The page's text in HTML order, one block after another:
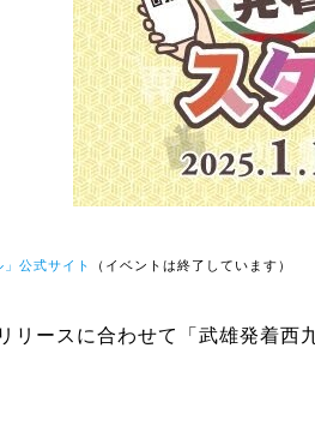
」公式サイト （イベントは終了しています）
リースに合わせて「武雄発着